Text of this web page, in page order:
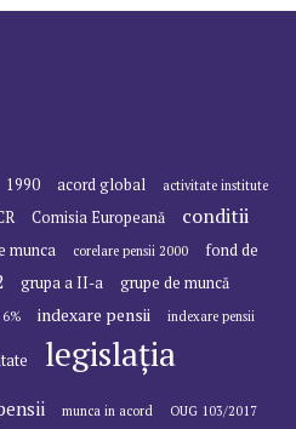
1990 acord global
activitate institute
Comisia Europeană
conditii
munca corelare pensii 2000
fond de
grupa a II-a grupe de muncă
6% indexare pensii indexare pensii
legislația
munca in acord OUG 103/2017